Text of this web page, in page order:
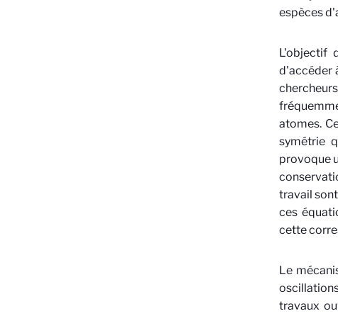
espèces
L'objectif
d'accéder
atomes.
symétrie
provoque
travail
ces
cette
Le
travaux